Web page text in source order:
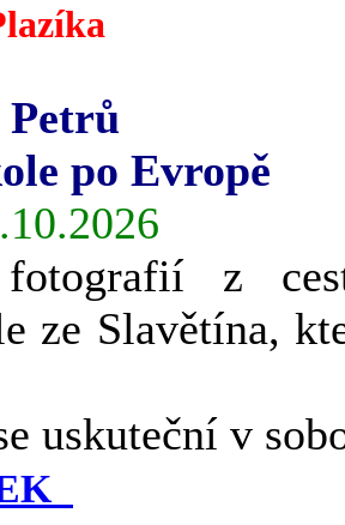
po Evropě
fotografií z
ze Slavětína,
uskuteční v